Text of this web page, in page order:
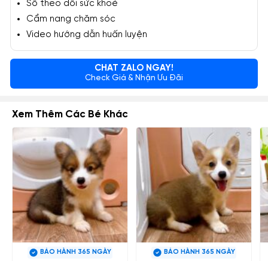
Sổ theo dõi sức khoẻ
Cẩm nang chăm sóc
Video hướng dẫn huấn luyện
CHAT ZALO NGAY!
Check Giá & Nhận Ưu Đãi
Xem Thêm Các Bé Khác
BẢO HÀNH 365 NGÀY BẢO HÀNH 365 NGÀY